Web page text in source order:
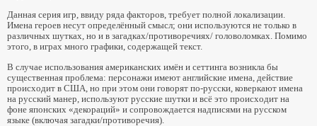
Данная серия игр, ввиду ряда факторов, требует полной локализации.
Имена героев несут определённый смысл; они используются не только в
различных шутках, но и в загадках/противоречиях/ головоломках. Помимо
этого, в играх много графики, содержащей текст.
В случае использования американских имён и сеттинга возникла бы
существенная проблема: персонажи имеют английские имена, действие
происходит в США, но при этом они говорят по-русски, коверкают имена
на русский манер, используют русские шутки и всё это происходит на
фоне японских «декораций» и сопровождается надписями на русском
языке (включая загадки/противоречия).